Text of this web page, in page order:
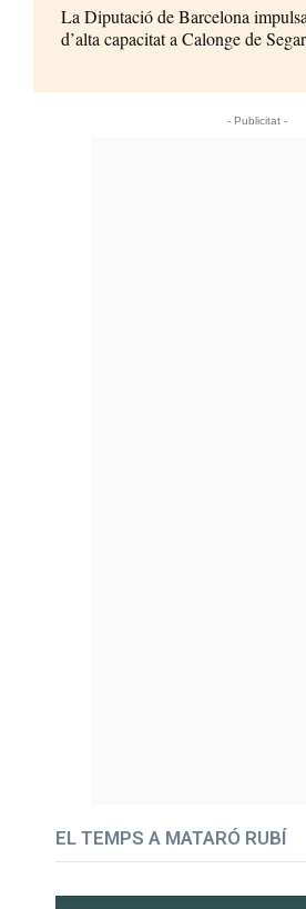
La Diputació de Barcelona
d’alta capacitat a Calonge de
- Publicitat -
EL TEMPS A MATARÓ RUBÍ